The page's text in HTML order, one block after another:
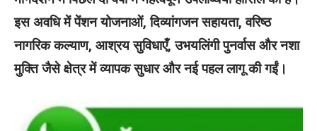
इस अवधि में पेंशन योजनाओं, दिव्यांगजन सहायता, वरिष्ठ
नागरिक कल्याण, आश्रय सुविधाएँ, उभयलिंगी पुनर्वास और नशा
मुक्ति जैसे क्षेत्र में व्यापक सुधार और नई पहल लागू की गईं।